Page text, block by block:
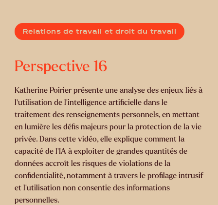
Relations de travail et droit du travail
Perspective 16
Katherine Poirier présente une analyse des enjeux liés à
l’utilisation de l’intelligence artificielle dans le
traitement des renseignements personnels, en mettant
en lumière les défis majeurs pour la protection de la vie
privée. Dans cette vidéo, elle explique comment la
capacité de l’IA à exploiter de grandes quantités de
données accroît les risques de violations de la
confidentialité, notamment à travers le profilage intrusif
et l’utilisation non consentie des informations
personnelles.